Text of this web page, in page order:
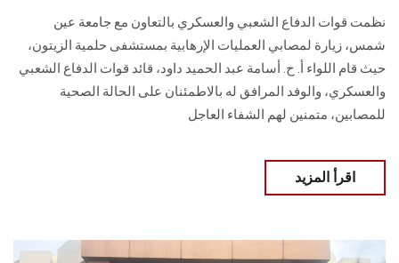
نظمت قوات الدفاع الشعبي والعسكري بالتعاون مع جامعة عين
شمس، زيارة لمصابي العمليات الإرهابية بمستشفى حلمية الزيتون،
حيث قام اللواء أ. ح. أسامة عبد الحميد داود، قائد قوات الدفاع الشعبي
والعسكري، والوفد المرافق له بالاطمئنان على الحالة الصحية
للمصابين، متمنين لهم الشفاء العاجل
اقرأ المزيد